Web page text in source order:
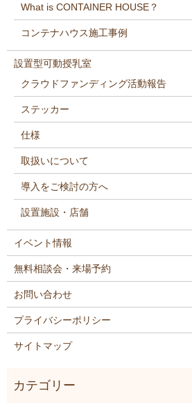
What is CONTAINER HOUSE？
コンテナハウス施工事例
設置型可動授乳室
クラウドファンディング活動報告
ステッカー
仕様
取扱いについて
導入をご検討の方へ
設置施設・店舗
イベント情報
無料相談会・来場予約
お問い合わせ
プライバシーポリシー
サイトマップ